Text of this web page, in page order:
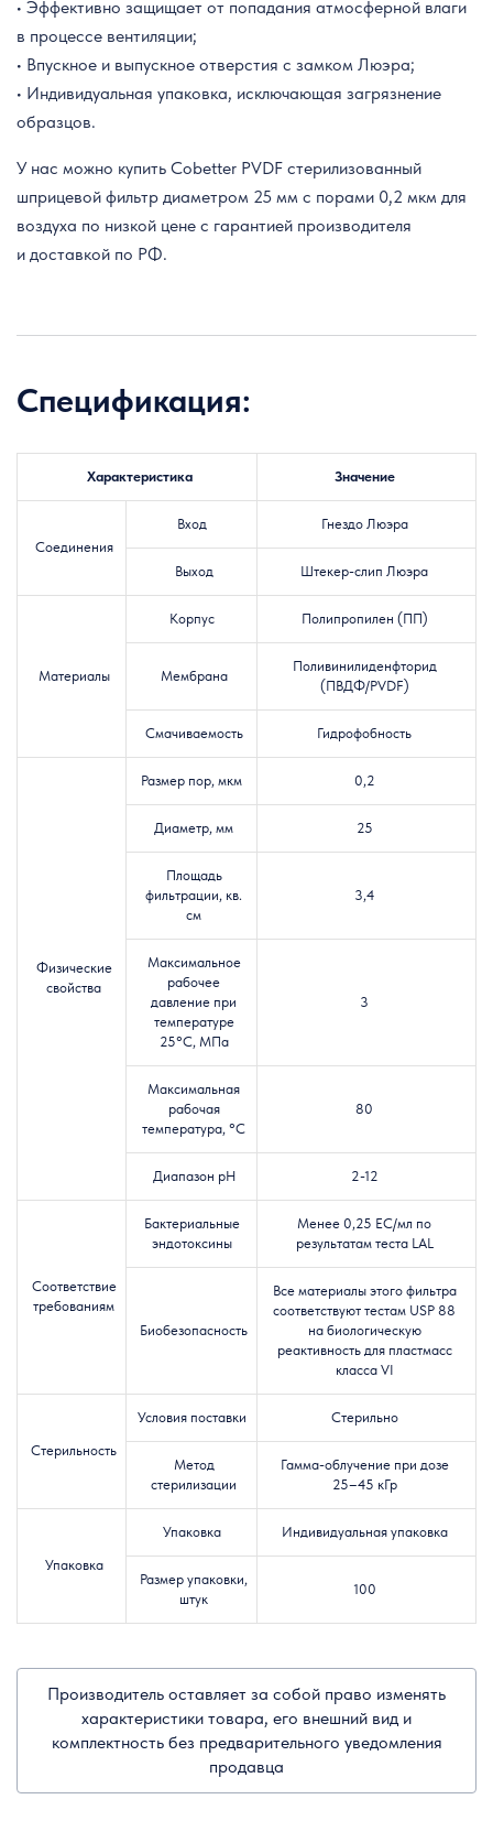
• Эффективно защищает от попадания атмосферной влаги
в процессе вентиляции;
• Впускное и выпускное отверстия с замком Люэра;
• Индивидуальная упаковка, исключающая загрязнение
образцов.
У нас можно купить Cobetter PVDF стерилизованный
шприцевой фильтр диаметром 25 мм с порами 0,2 мкм для
воздуха по низкой цене с гарантией производителя
и доставкой по РФ.
Спецификация:
Характеристика Значение
Соединения
Вход Гнездо Люэра
Выход Штекер-слип Люэра
Материалы
Корпус Полипропилен (ПП)
Мембрана
Поливинилиденфторид
(ПВДФ/PVDF)
Смачиваемость Гидрофобность
Физические
свойства
Размер пор, мкм 0,2
Диаметр, мм 25
Площадь
фильтрации, кв.
см
3,4
Максимальное
рабочее
давление при
температуре
25°C, МПа
3
Максимальная
рабочая
температура, °C
80
Диапазон pH 2-12
Соответствие
требованиям
Бактериальные
эндотоксины
Менее 0,25 ЕС/мл по
результатам теста LAL
Биобезопасность
Все материалы этого фильтра
соответствуют тестам USP 88
на биологическую
реактивность для пластмасс
класса VI
Стерильность
Условия поставки Стерильно
Метод
стерилизации
Гамма-облучение при дозе
25–45 кГр
Упаковка
Упаковка Индивидуальная упаковка
Размер упаковки,
штук
100
Производитель оставляет за собой право изменять
характеристики товара, его внешний вид и
комплектность без предварительного уведомления
продавца